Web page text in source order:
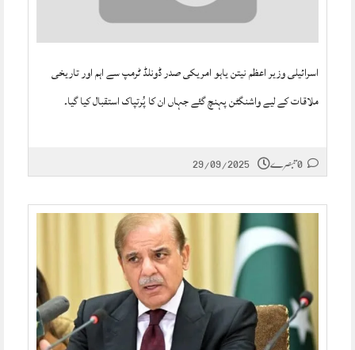
اسرائیلی وزیر اعظم نیتن یاہو امریکی صدر ڈونلڈ ٹرمپ سے اہم اور تاریخی
ملاقات کے لیے واشنگٹن پہنچ گئے جہاں ان کا پُرتپاک استقبال کیا گیا۔
29/09/2025